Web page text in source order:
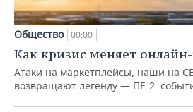
Общество 00:00
Как кризис меняет
Атаки на маркетплейсы, наши на
возвращают легенду — ПЕ-2: